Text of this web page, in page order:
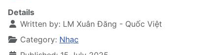
Details
Written by: LM Xuân Đăng - Quốc Việt
Category: Nhạc